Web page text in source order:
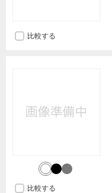
比較する
比較する